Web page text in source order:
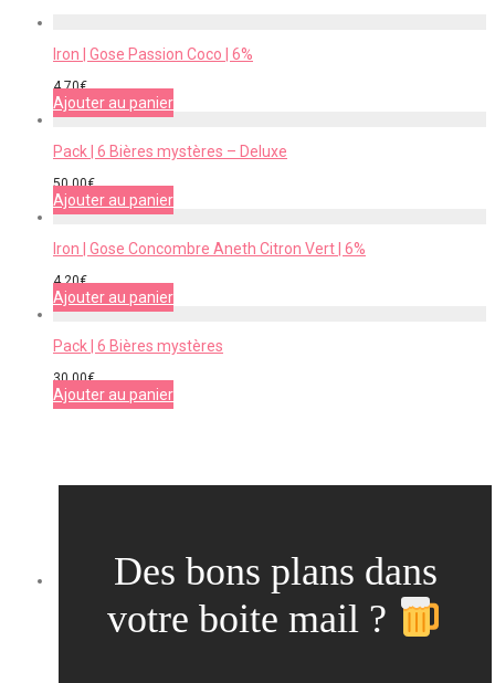
Iron | Gose Passion Coco | 6%
4,70€
Ajouter au panier
Pack | 6 Bières mystères – Deluxe
50,00€
Ajouter au panier
Iron | Gose Concombre Aneth Citron Vert | 6%
4,20€
Ajouter au panier
Pack | 6 Bières mystères
30,00€
Ajouter au panier
Des bons plans dans
votre boite mail ?